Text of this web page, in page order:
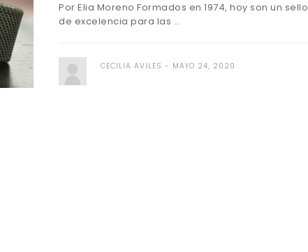
Por Elia Moreno Formados en 1974, hoy son un sello
de excelencia para las ...
CECILIA AVILES MAYO 24, 2020